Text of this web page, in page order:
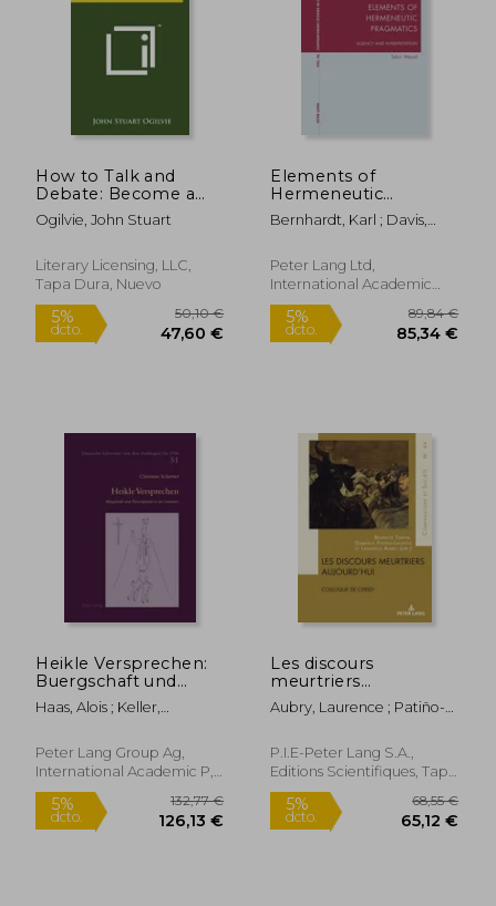
5%
dcto.
5%
dcto.
5%
dcto. 51,08 €
5%
dcto.
How to Talk and
Debate: Become a
Convincing Speaker
(en Inglés)
Ogilvie, John Stuart
Literary Licensing, LLC,
Tapa Dura, Nuevo
Elements of
Hermeneutic
Pragmatics: Agency
and Interpretation
Bernhardt, Karl ; Davis,
Peter Lang Ltd,
International Academic
Publis, Tapa Blanda, Nuevo
Heikle Versprechen:
Buergschaft und
Fleischpfand in der
Literatur (en Alemán)
Haas, Alois ; Keller,
(Scherrer), Christine
Peter Lang Group Ag,
International Academic P,
Tapa Blanda, Nuevo
Les discours
meurtriers
aujourd'hui: Colloque
de Cerisy (en Francés)
Aubry, Laurence ; Patiño-
Turpin, Béatrice
P.I.E-Peter Lang S.A.,
Editions Scientifiques, Tapa
Blanda, Nuevo